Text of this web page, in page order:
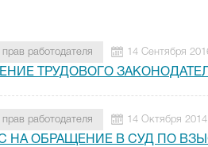
работодателя 14 Сентября
ТРУДОВОГО
работодателя 14 Октября 2014
НА ОБРАЩЕНИЕ В СУД ПО